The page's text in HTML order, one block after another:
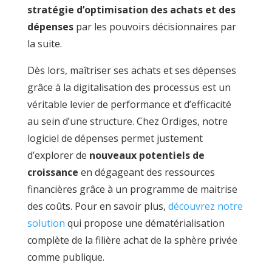
stratégie d’optimisation des achats et des
dépensespar les pouvoirs décisionnaires par
la suite.
Dès lors, maîtriser ses achats et ses dépenses
grâce à la digitalisation des processus est un
véritable levier de performance et d’efficacité
au sein d’une structure. Chez Ordiges, notre
logiciel de dépenses permet justement
d’explorer de nouveaux potentiels de
croissance en dégageant des ressources
financières grâce à un programme de maitrise
des coûts. Pour en savoir plus, découvrez notre
solution qui propose une dématérialisation
complète de la filière achat de la sphère privée
comme publique.